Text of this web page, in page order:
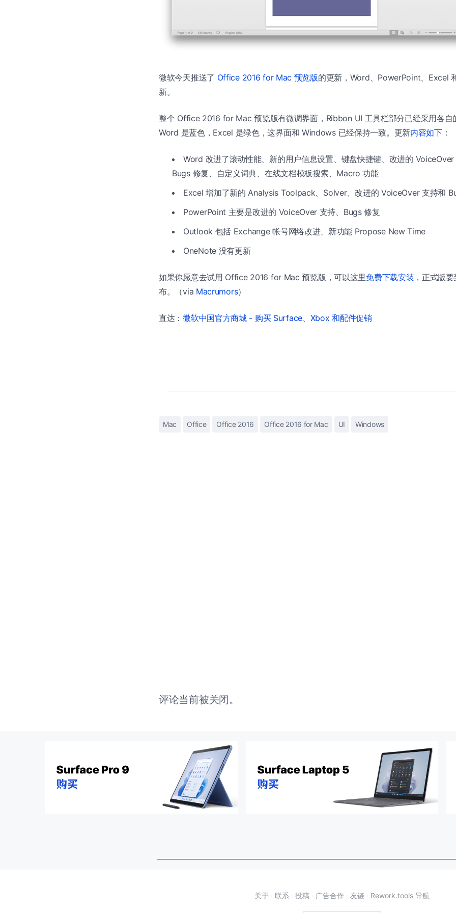
微软今天推送了 Office 2016 for Mac 预览版的更新，Word、PowerPoint、Excel
新。
整个 Office 2016 for Mac 预览版有微调界面，Ribbon UI 工具栏部分已经采用各自
Word 是蓝色，Excel 是绿色，这界面和 Windows 已经保持一致。更新内容如下：
Word 改进了滚动性能、新的用户信息设置、键盘快捷键、改进的 VoiceOver
Bugs 修复、自定义词典、在线文档模板搜索、Macro 功能
Excel 增加了新的 Analysis Toolpack、Solver、改进的 VoiceOver 支持和
PowerPoint 主要是改进的 VoiceOver 支持、Bugs 修复
Outlook 包括 Exchange 帐号网络改进、新功能 Propose New Time
OneNote 没有更新
如果你愿意去试用 Office 2016 for Mac 预览版，可以这里免费下载安装 ，正式版
布。（via Macrumors）
直达：微软中国官方商城 - 购买 Surface、Xbox 和配件促销
Mac Office Office 2016 Office 2016 for Mac UI Windows
评论当前被关闭。
关于 · 联系 · 投稿 · 广告合作 · 友链 · Rework.tools 导航